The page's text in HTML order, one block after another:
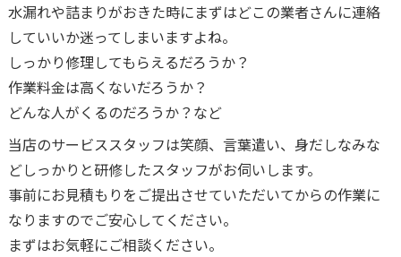
水漏れや詰まりがおきた時にまずはどこの業者さんに連絡
していいか迷ってしまいますよね。
しっかり修理してもらえるだろうか？
作業料金は高くないだろうか？
どんな人がくるのだろうか？など
当店のサービススタッフは笑顔、言葉遣い、身だしなみな
どしっかりと研修したスタッフがお伺いします。
事前にお見積もりをご提出させていただいてからの作業に
なりますのでご安心してください。
まずはお気軽にご相談ください。